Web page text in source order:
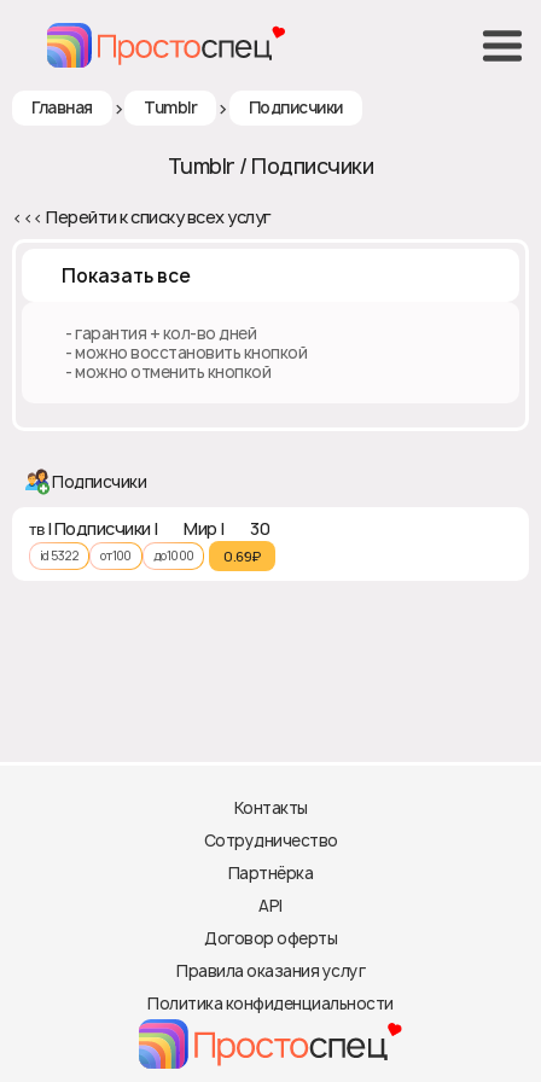
Главная > Tumblr > Подписчики
Tumblr / Подписчики
<<< Перейти к списку всех услуг
Показать все
♻️ - гарантия + кол-во дней
✅ - можно восстановить кнопкой
❎ - можно отменить кнопкой
Подписчики
ᴛʙ | Подписчики | 🌍 Мир | ♻ 30
id 5322 от 100 до 1000 0.69₽‎
Контакты
Сотрудничество
Партнёрка
API
Договор оферты
Правила оказания услуг
Политика конфиденциальности